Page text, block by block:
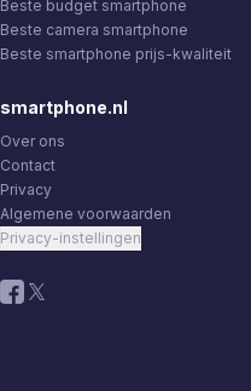
Beste budget smartphone
Beste camera smartphone
Beste smartphone prijs-kwaliteit
smartphone.nl
Over ons
Contact
Privacy
Algemene voorwaarden
Privacy-instellingen